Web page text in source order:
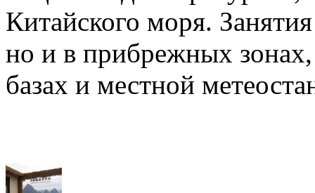
Китайского моря.
но и в прибрежных зонах,
базах и местной